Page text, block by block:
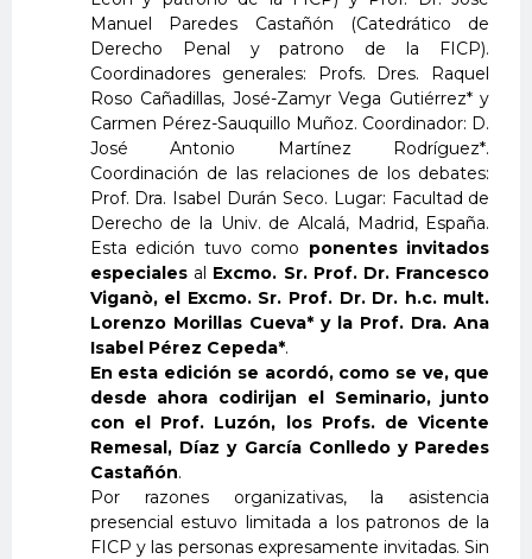
Manuel Paredes Castañón (Catedrático de
Derecho Penal y patrono de la FICP).
Coordinadores generales: Profs. Dres. Raquel
Roso Cañadillas, José-Zamyr Vega Gutiérrez* y
Carmen Pérez-Sauquillo Muñoz. Coordinador: D.
José Antonio Martínez Rodríguez*.
Coordinación de las relaciones de los debates:
Prof. Dra. Isabel Durán Seco. Lugar: Facultad de
Derecho de la Univ. de Alcalá, Madrid, España.
Esta edición tuvo como ponentes invitados
especiales al Excmo. Sr. Prof. Dr. Francesco
Viganò, el Excmo. Sr. Prof. Dr. Dr. h.c. mult.
Lorenzo Morillas Cueva* y la Prof. Dra. Ana
Isabel Pérez Cepeda*.
En esta edición se acordó, como se ve, que
desde ahora codirijan el Seminario, junto
con el Prof. Luzón, los Profs. de Vicente
Remesal, Díaz y García Conlledo y Paredes
Castañón.
Por razones organizativas, la asistencia
presencial estuvo limitada a los patronos de la
FICP y las personas expresamente invitadas. Sin